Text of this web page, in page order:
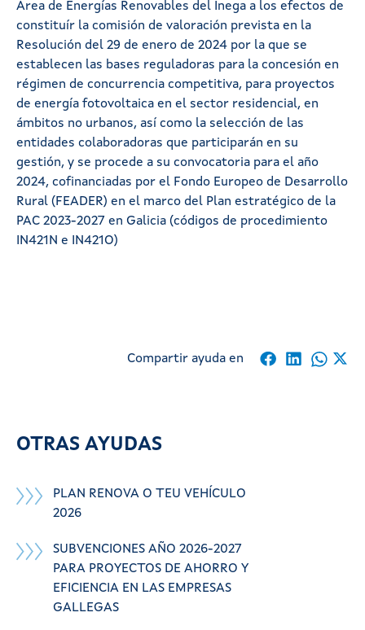
OTRAS AYUDAS
PLAN RENOVA O TEU VEHÍCULO
2026
SUBVENCIONES AÑO 2026-2027
PARA PROYECTOS DE AHORRO Y
EFICIENCIA EN LAS EMPRESAS
GALLEGAS
Área de Energías Renovables del Inega a los efectos de
constituír la comisión de valoración prevista en la
Resolución del 29 de enero de 2024 por la que se
establecen las bases reguladoras para la concesión en
régimen de concurrencia competitiva, para proyectos
de energía fotovoltaica en el sector residencial, en
ámbitos no urbanos, así como la selección de las
entidades colaboradoras que participarán en su
gestión, y se procede a su convocatoria para el año
2024, cofinanciadas por el Fondo Europeo de Desarrollo
Rural (FEADER) en el marco del Plan estratégico de la
PAC 2023-2027 en Galicia (códigos de procedimiento
IN421N e IN421O)
Compartir ayuda en